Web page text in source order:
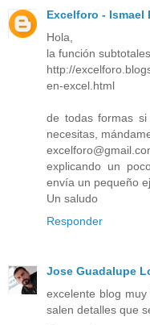
Excelforo - Ismael
Hola,
la función
http://
en-excel.html
de todas formas
necesitas,
explicando un
envía un pequeño
Un saludo
Responder
Jose Guadalupe
excelente blog
salen detalles que